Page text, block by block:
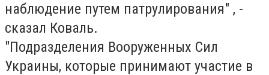
наблюдение путем патрулирования" , -
сказал Коваль.
"Подразделения Вооруженных Сил
Украины, которые принимают участие в